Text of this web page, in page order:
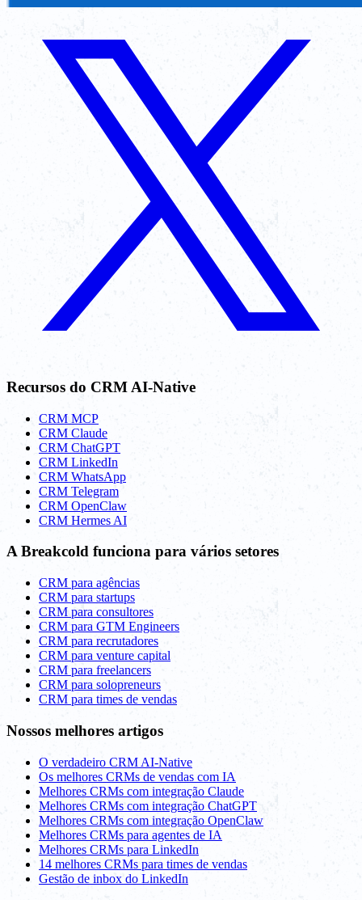
Recursos do CRM AI-Native
CRM MCP
CRM Claude
CRM ChatGPT
CRM LinkedIn
CRM WhatsApp
CRM Telegram
CRM OpenClaw
CRM Hermes AI
A Breakcold funciona para vários setores
CRM para agências
CRM para startups
CRM para consultores
CRM para GTM Engineers
CRM para recrutadores
CRM para venture capital
CRM para freelancers
CRM para solopreneurs
CRM para times de vendas
Nossos melhores artigos
O verdadeiro CRM AI-Native
Os melhores CRMs de vendas com IA
Melhores CRMs com integração Claude
Melhores CRMs com integração ChatGPT
Melhores CRMs com integração OpenClaw
Melhores CRMs para agentes de IA
Melhores CRMs para LinkedIn
14 melhores CRMs para times de vendas
Gestão de inbox do LinkedIn